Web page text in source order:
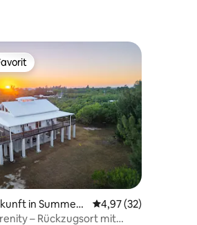
Favorit.
in Summerl
Durchschnittliche
4,97 (32)
– Rückzugsort mit